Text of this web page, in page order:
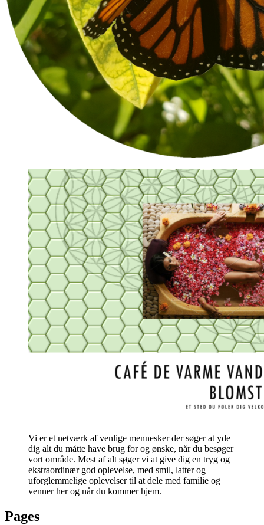
Vi er et netværk af venlige mennesker der søger at yde
dig alt du måtte have brug for og ønske, når du besøger
vort område. Mest af alt søger vi at give dig en tryg og
ekstraordinær god oplevelse, med smil, latter og
uforglemmelige oplevelser til at dele med familie og
venner her og når du kommer hjem.
Pages